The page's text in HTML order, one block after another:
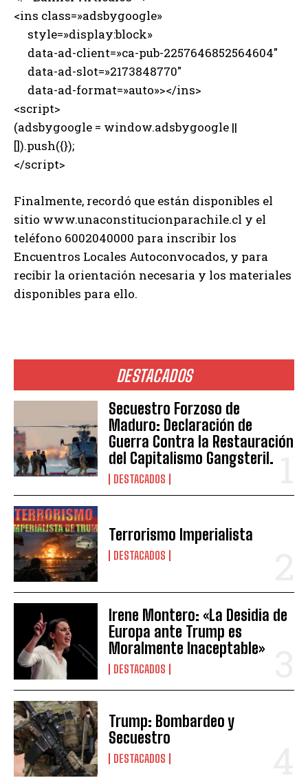
DESTACADOS
Secuestro Forzoso de
Maduro: Declaración de
Guerra Contra la Restauración
del Capitalismo Gangsteril.
DESTACADOS
Terrorismo Imperialista
DESTACADOS
Irene Montero: «La Desidia de
Europa ante Trump es
Moralmente Inaceptable»
DESTACADOS
Trump: Bombardeo y
Secuestro
DESTACADOS
<ins class=»adsbygoogle»
style=»display:block»
data-ad-client=»ca-pub-2257646852564604″
data-ad-slot=»2173848770″
data-ad-format=»auto»></ins>
<script>
(adsbygoogle = window.adsbygoogle ||
[]).push({});
</script>
Finalmente, recordó que están disponibles el
sitio www.unaconstitucionparachile.cl y el
teléfono 6002040000 para inscribir los
Encuentros Locales Autoconvocados, y para
recibir la orientación necesaria y los materiales
disponibles para ello.